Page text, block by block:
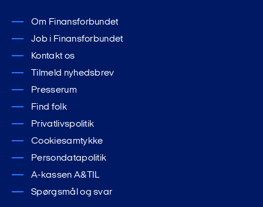
Om Finansforbundet
Job i Finansforbundet
Kontakt os
Tilmeld nyhedsbrev
Presserum
Find folk
Privatlivspolitik
Cookiesamtykke
Persondatapolitik
A-kassen A&TIL
Spørgsmål og svar